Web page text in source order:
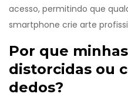
acesso, permitindo que
smartphone crie arte
Por que
distorcidas ou
dedos?